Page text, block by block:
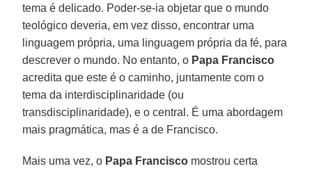
tema é delicado. Poder-se-ia objetar que o mundo
teológico deveria, em vez disso, encontrar uma
linguagem própria, uma linguagem própria da fé, para
descrever o mundo. No entanto, o Papa Francisco
acredita que este é o caminho, juntamente com o
tema da interdisciplinaridade (ou
transdisciplinaridade), e o central. É uma abordagem
mais pragmática, mas é a de Francisco.
Mais uma vez, o Papa Francisco mostrou certa